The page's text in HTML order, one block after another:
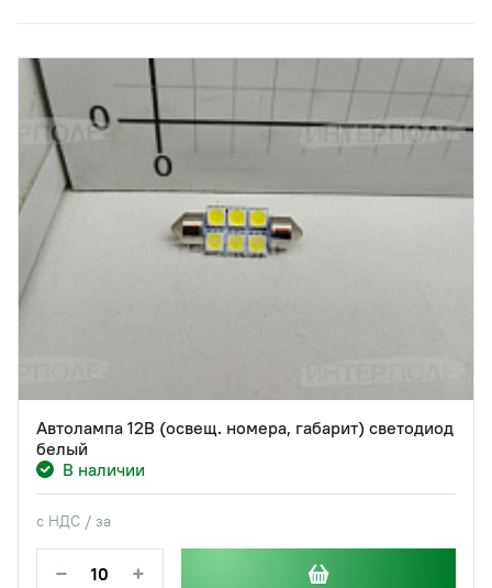
Автолампа 12В (освещ. номера, габарит) светодиод
белый
В наличии
с НДС / за
− +